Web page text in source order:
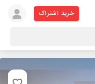
خرید اشتراک